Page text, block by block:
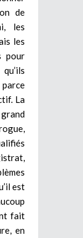
de
les
les
pour
La
est
fait
en